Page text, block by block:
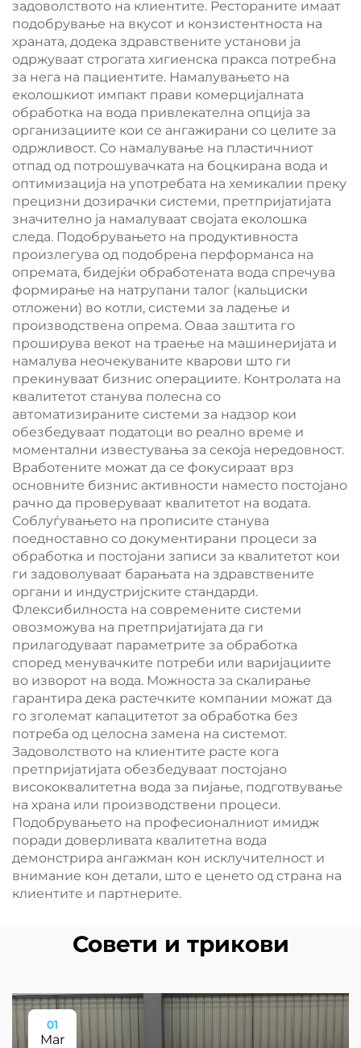
задоволството на клиентите. Рестораните имаат
подобрување на вкусот и конзистентноста на
храната, додека здравствените установи ја
одржуваат строгата хигиенска пракса потребна
за нега на пациентите. Намалувањето на
еколошкиот импакт прави комерцијалната
обработка на вода привлекателна опција за
организациите кои се ангажирани со целите за
одржливост. Со намалување на пластичниот
отпад од потрошувачката на боцкирана вода и
оптимизација на употребата на хемикалии преку
прецизни дозирачки системи, претпријатијата
значително ја намалуваат својата еколошка
следа. Подобрувањето на продуктивноста
произлегува од подобрена перформанса на
опремата, бидејќи обработената вода спречува
формирање на натрупани талог (кальциски
отложени) во котли, системи за ладење и
производствена опрема. Оваа заштита го
проширува векот на траење на машинеријата и
намалува неочекуваните кварови што ги
прекинуваат бизнис операциите. Контролата на
квалитетот станува полесна со
автоматизираните системи за надзор кои
обезбедуваат податоци во реално време и
моментални известувања за секоја нередовност.
Вработените можат да се фокусираат врз
основните бизнис активности наместо постојано
рачно да проверуваат квалитетот на водата.
Соблуѓувањето на прописите станува
поедноставно со документирани процеси за
обработка и постојани записи за квалитетот кои
ги задоволуваат барањата на здравствените
органи и индустријските стандарди.
Флексибилноста на современите системи
овозможува на претпријатијата да ги
прилагодуваат параметрите за обработка
според менувачките потреби или варијациите
во изворот на вода. Можноста за скалирање
гарантира дека растечките компании можат да
го зголемат капацитетот за обработка без
потреба од целосна замена на системот.
Задоволството на клиентите расте кога
претпријатијата обезбедуваат постојано
висококвалитетна вода за пијање, подготвување
на храна или производствени процеси.
Подобрувањето на професионалниот имидж
поради доверливата квалитетна вода
демонстрира ангажман кон исклучителност и
внимание кон детали, што е ценето од страна на
клиентите и партнерите.
Совети и трикови
01
Mar